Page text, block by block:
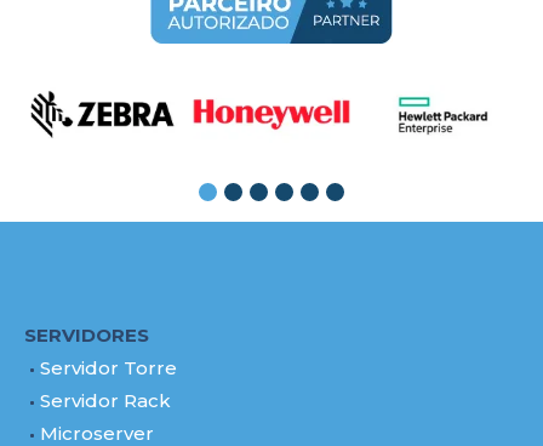
SERVIDORES
Servidor Torre
Servidor Rack
Microserver